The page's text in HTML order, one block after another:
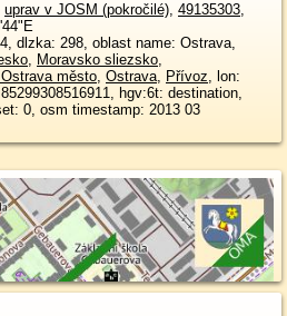
uprav v JOSM (pokročilé), 49135303,
, Moravsko sliezsko,
město, Ostrava, Přívoz, lon:
hgv:6t: destination,
0, osm timestamp: 2013 03